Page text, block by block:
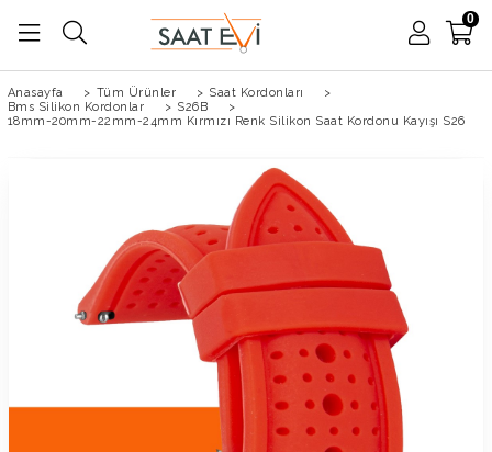
0
Anasayfa > Tüm Ürünler > Saat Kordonları
>
Bms Silikon Kordonlar
> S26B
>
18mm-20mm-22mm-24mm Kırmızı Renk Silikon Saat Kordonu Kayışı S26